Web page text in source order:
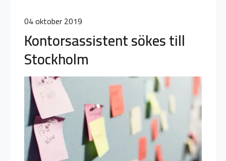
04 oktober 2019
Kontorsassistent sökes till
Stockholm